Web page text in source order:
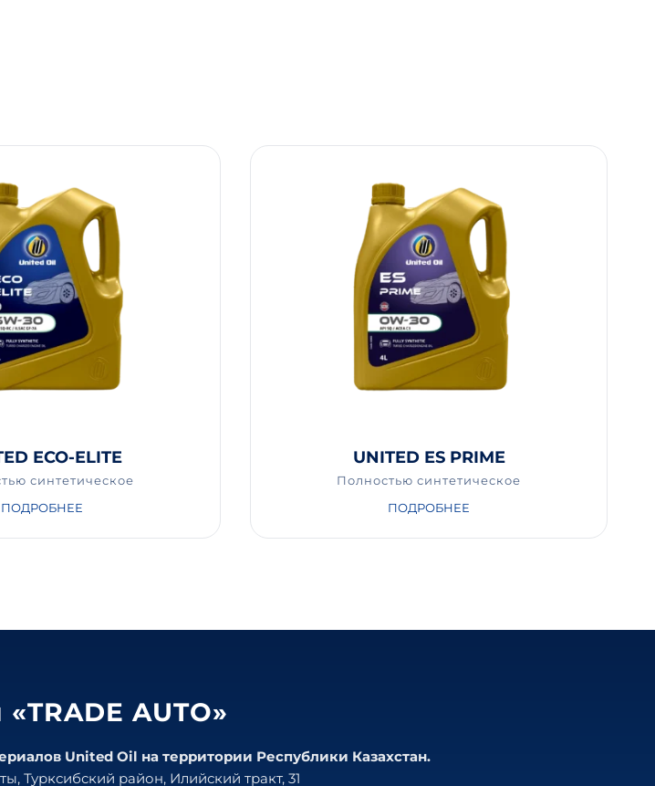
ECO-ELITE
синтетическое
ПОДРОБНЕЕ
UNITED ES PRIME
Полностью синтетическое
ПОДРОБНЕЕ
AUTO»
United Oil на территории Республики Казахстан.
Турксибский район, Илийский тракт, 31